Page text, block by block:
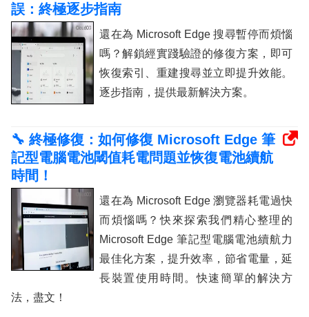
誤：終極逐步指南
還在為 Microsoft Edge 搜尋暫停而煩惱
嗎？解鎖經實踐驗證的修復方案，即可
恢復索引、重建搜尋並立即提升效能。
逐步指南，提供最新解決方案。
🔧 終極修復：如何修復 Microsoft Edge 筆
記型電腦電池閾值耗電問題並恢復電池續航
時間！
還在為 Microsoft Edge 瀏覽器耗電過快
而煩惱嗎？快來探索我們精心整理的
Microsoft Edge 筆記型電腦電池續航力
最佳化方案，提升效率，節省電量，延
長裝置使用時間。快速簡單的解決方
法，盡文！